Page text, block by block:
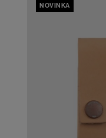
NOVINKA